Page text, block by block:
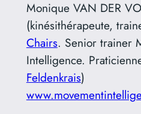
Monique VAN DER
(kinésithérapeute,
Chairs. Senior trainer
Intelligence.
Feldenkrais)